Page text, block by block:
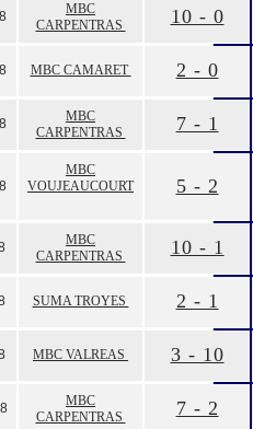
MBC
CARPENTRAS
10 - 0
MBC CAMARET 2 - 0
MBC
CARPENTRAS
7 - 1
MBC
VOUJEAUCOURT
5 - 2
MBC
CARPENTRAS
10 - 1
SUMA TROYES 2 - 1
MBC VALREAS 3 - 10
MBC
CARPENTRAS
7 - 2